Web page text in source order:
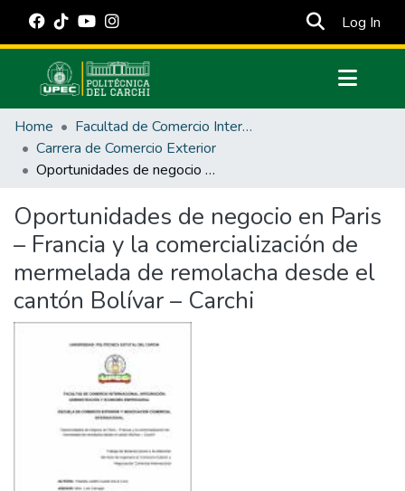
Log In
Communities & Collections
All of DSpace
Statistics
Estadísticas Externas
Manuales
Home
Facultad de Comercio Internacional, Integración, Administración y Economía Empresarial
Carrera de Comercio Exterior
Oportunidades de negocio en Paris – Francia y la comercialización de mermelada de remolacha desde el cantón Bolívar – Carchi
Oportunidades de negocio en Paris
– Francia y la comercialización de
mermelada de remolacha desde el
cantón Bolívar – Carchi